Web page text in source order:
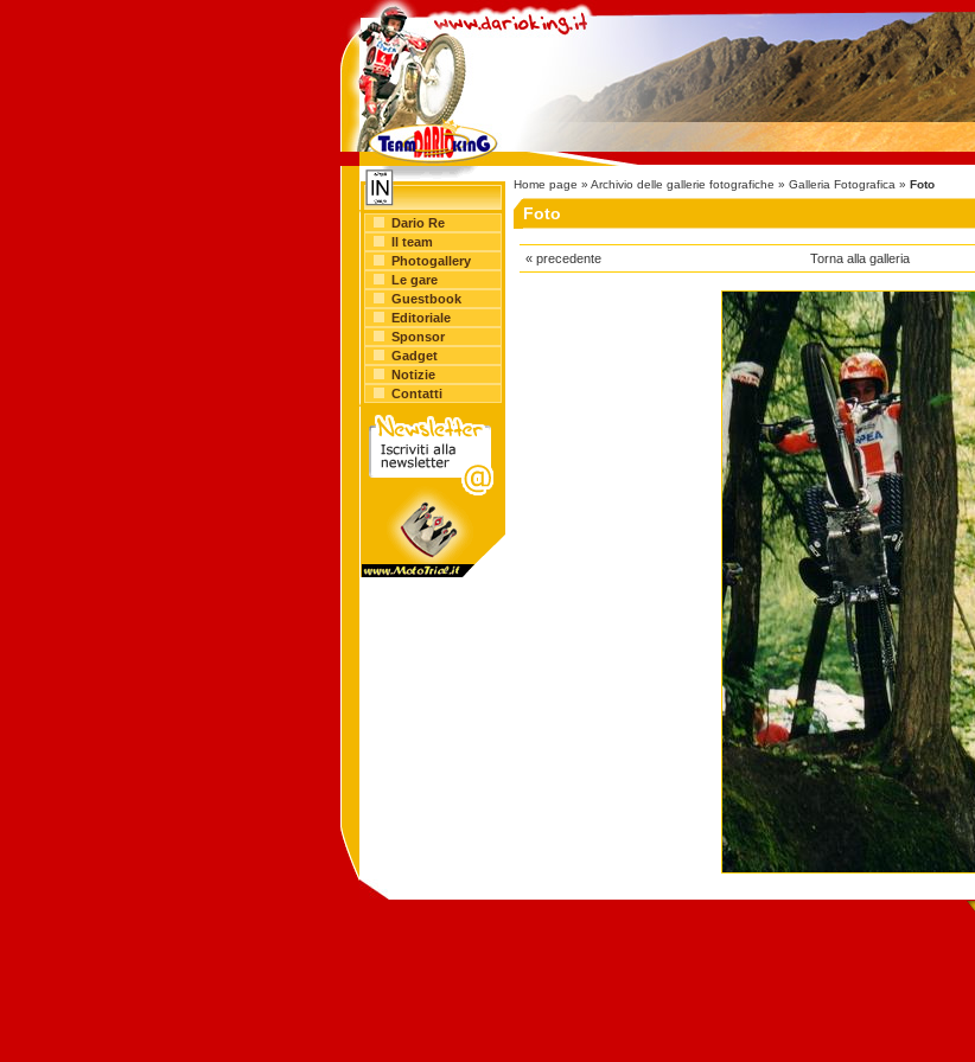
Dario Re
Il team
Photogallery
Le gare
Guestbook
Editoriale
Sponsor
Gadget
Notizie
Contatti
Home page » Archivio delle gallerie fotografiche » Galleria Fotografica » Foto
Foto
« precedente Torna alla galleria